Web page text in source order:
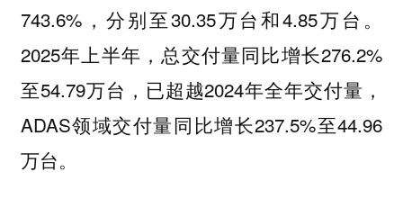
743.6%，分别至30.35万台和4.85万台。
2025年上半年，总交付量同比增长276.2%
至54.79万台，已超越2024年全年交付量，
ADAS领域交付量同比增长237.5%至44.96
万台。